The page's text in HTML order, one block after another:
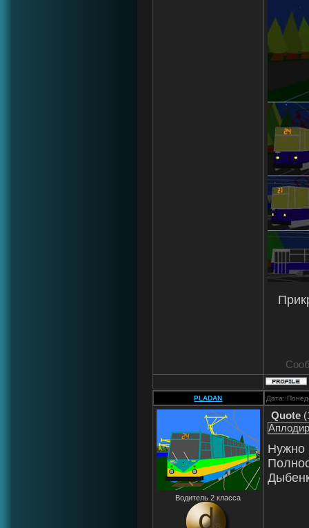
PLADAN Дата:
Водитель 2 класса
Quote (
Нужно